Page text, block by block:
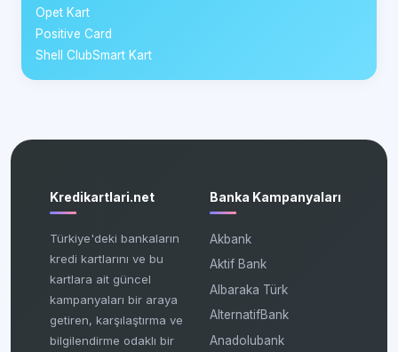
Opet Kart
Positive Card
Shell ClubSmart Kart
Kredikartlari.net
Türkiye'deki bankaların
kredi kartlarını ve bu
kartlara ait güncel
kampanyaları bir araya
getiren, karşılaştırma ve
bilgilendirme odaklı bir
Banka Kampanyaları
Akbank
Aktif Bank
Albaraka Türk
AlternatifBank
Anadolubank